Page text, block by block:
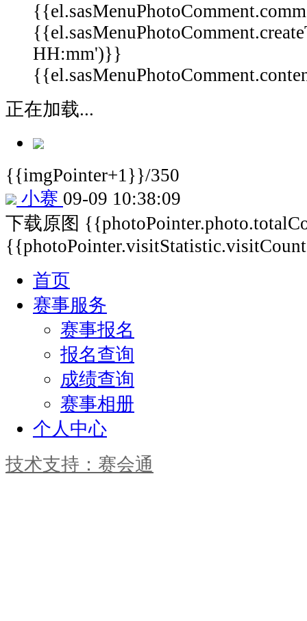
HH:mm')}}
正在加载...
{{imgPointer+1}}/350
小赛 09-09 10:38:09
下载原图
首页
赛事服务
赛事报名
报名查询
成绩查询
赛事相册
个人中心
技术支持：赛会通